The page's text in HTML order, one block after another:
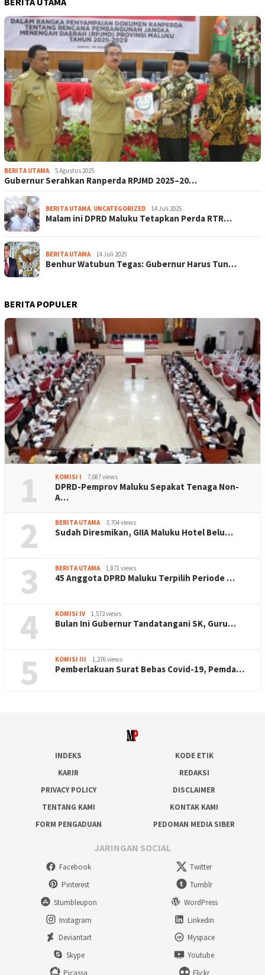
BERITA UTAMA 5 Agustus 2025
Gubernur Serahkan Ranperda RPJMD 2025–20…
BERITA UTAMA, UNCATEGORIZED 14 Juli 2025
Malam ini DPRD Maluku Tetapkan Perda RTR…
BERITA UTAMA 14 Juli 2025
Benhur Watubun Tegas: Gubernur Harus Tun…
BERITA POPULER
1 KOMISI I 7,687 views
DPRD-Pemprov Maluku Sepakat Tenaga Non-
A…
2 BERITA UTAMA 3,704 views
Sudah Diresmikan, GIIA Maluku Hotel Belu…
3 BERITA UTAMA 1,871 views
45 Anggota DPRD Maluku Terpilih Periode …
4 KOMISI IV 1,572 views
Bulan Ini Gubernur Tandatangani SK, Guru…
5 KOMISI III 1,276 views
Pemberlakuan Surat Bebas Covid-19, Pemda…
INDEKS
KODE ETIK
KARIR
REDAKSI
PRIVACY POLICY
DISCLAIMER
TENTANG KAMI
KONTAK KAMI
FORM PENGADUAN
PEDOMAN MEDIA SIBER
JARINGAN SOCIAL
Facebook
Twitter
Pinterest
Tumblr
Stumbleupon
WordPress
Instagram
Linkedin
Deviantart
Myspace
Skype
Youtube
Picassa
Flickr